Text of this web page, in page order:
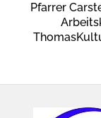
Pfarrer